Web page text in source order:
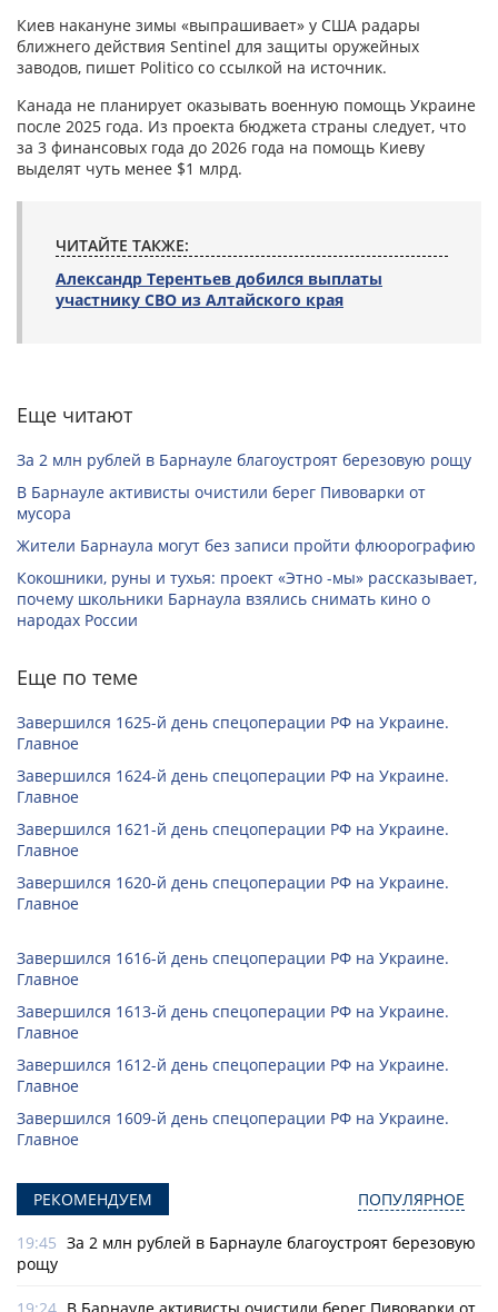
Киев накануне зимы «выпрашивает» у США радары
ближнего действия Sentinel для защиты оружейных
заводов, пишет Politico со ссылкой на источник.
Канада не планирует оказывать военную помощь Украине
после 2025 года. Из проекта бюджета страны следует, что
за 3 финансовых года до 2026 года на помощь Киеву
выделят чуть менее $1 млрд.
ЧИТАЙТЕ ТАКЖЕ:
Александр Терентьев добился выплаты
участнику СВО из Алтайского края
Еще читают
За 2 млн рублей в Барнауле благоустроят березовую рощу
В Барнауле активисты очистили берег Пивоварки от
мусора
Жители Барнаула могут без записи пройти флюорографию
Кокошники, руны и тухья: проект «Этно -мы» рассказывает,
почему школьники Барнаула взялись снимать кино о
народах России
Еще по теме
Завершился 1625-й день спецоперации РФ на Украине.
Главное
Завершился 1624-й день спецоперации РФ на Украине.
Главное
Завершился 1621-й день спецоперации РФ на Украине.
Главное
Завершился 1620-й день спецоперации РФ на Украине.
Главное
Завершился 1616-й день спецоперации РФ на Украине.
Главное
Завершился 1613-й день спецоперации РФ на Украине.
Главное
Завершился 1612-й день спецоперации РФ на Украине.
Главное
Завершился 1609-й день спецоперации РФ на Украине.
Главное
РЕКОМЕНДУЕМ ПОПУЛЯРНОЕ
19:45 За 2 млн рублей в Барнауле благоустроят березовую
рощу